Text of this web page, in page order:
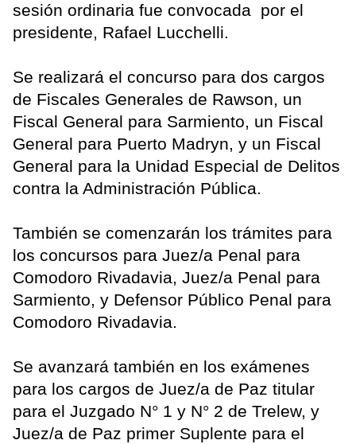
sesión ordinaria fue convocada por el
presidente, Rafael Lucchelli.
Se realizará el concurso para dos cargos
de Fiscales Generales de Rawson, un
Fiscal General para Sarmiento, un Fiscal
General para Puerto Madryn, y un Fiscal
General para la Unidad Especial de Delitos
contra la Administración Pública.
También se comenzarán los trámites para
los concursos para Juez/a Penal para
Comodoro Rivadavia, Juez/a Penal para
Sarmiento, y Defensor Público Penal para
Comodoro Rivadavia.
Se avanzará también en los exámenes
para los cargos de Juez/a de Paz titular
para el Juzgado N° 1 y N° 2 de Trelew, y
Juez/a de Paz primer Suplente para el